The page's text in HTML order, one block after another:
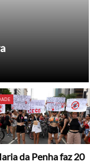
da Penha faz 20